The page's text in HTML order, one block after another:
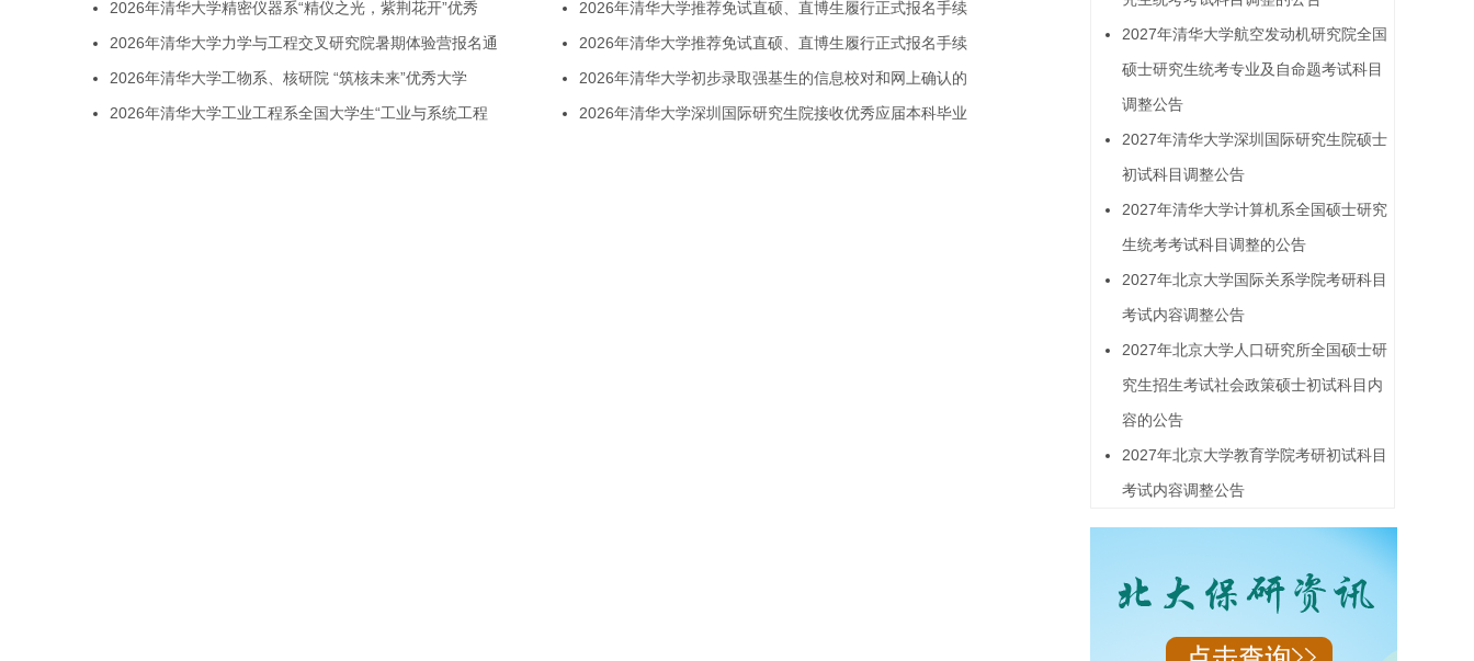
2026年清华大学精密仪器系“精仪之光，紫荆花开”优秀
2026年清华大学力学与工程交叉研究院暑期体验营报名通
2026年清华大学工物系、核研院 “筑核未来”优秀大学
2026年清华大学工业工程系全国大学生“工业与系统工程
2026年清华大学推荐免试直硕、直博生履行正式报名手续
2026年清华大学推荐免试直硕、直博生履行正式报名手续
2026年清华大学初步录取强基生的信息校对和网上确认的
2026年清华大学深圳国际研究生院接收优秀应届本科毕业
2027年清华大学航空发动机研究院全国
硕士研究生统考专业及自命题考试科目
调整公告
2027年清华大学深圳国际研究生院硕士
初试科目调整公告
2027年清华大学计算机系全国硕士研究
生统考考试科目调整的公告
2027年北京大学国际关系学院考研科目
考试内容调整公告
2027年北京大学人口研究所全国硕士研
究生招生考试社会政策硕士初试科目内
容的公告
2027年北京大学教育学院考研初试科目
考试内容调整公告